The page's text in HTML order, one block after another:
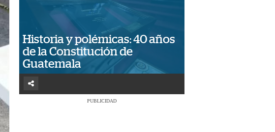
Historia y polémicas: 40 años
de la Constitución de
Guatemala
PUBLICIDAD